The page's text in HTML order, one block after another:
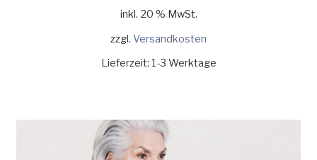
inkl. 20 % MwSt.
zzgl. Versandkosten
Lieferzeit: 1-3 Werktage